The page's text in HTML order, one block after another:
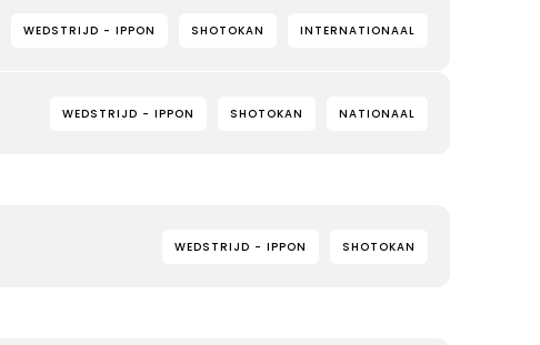
WEDSTRIJD - IPPON SHOTOKAN INTERNATIONAAL
WEDSTRIJD - IPPON SHOTOKAN NATIONAAL
WEDSTRIJD - IPPON SHOTOKAN